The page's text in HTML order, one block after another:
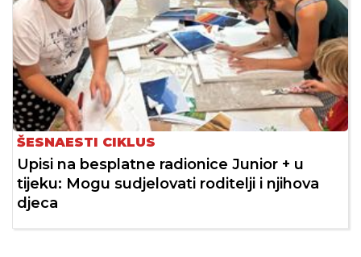
ŠESNAESTI CIKLUS
Upisi na besplatne radionice Junior + u
tijeku: Mogu sudjelovati roditelji i njihova
djeca